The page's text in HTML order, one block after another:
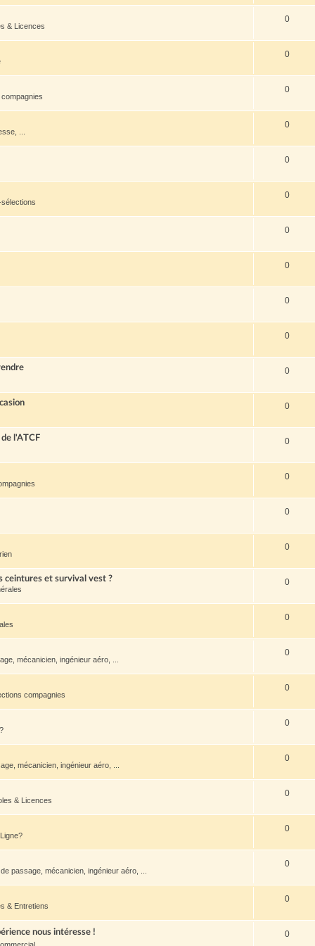
& Licences
0
0
0
...
0
0
0
0
0
0
0
0
0
l'ATCF 0
0
0
0
ceintures et survival vest ? 0
0
mécanicien, ingénieur aéro, ...
0
compagnies
0
0
mécanicien, ingénieur aéro, ...
0
& Licences
0
0
passage, mécanicien, ingénieur aéro, ...
0
& Entretiens
0
nous intéresse ! 0